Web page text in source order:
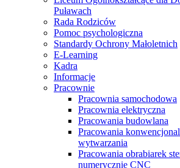
Puławach
Rada Rodziców
Pomoc psychologiczna
Standardy Ochrony Małoletnich
E-Learning
Kadra
Informacje
Pracownie
Pracownia samochodowa
Pracownia elektryczna
Pracowania budowlana
Pracowania
wytwarzania
Pracowania obrabiarek
numerycznie CNC